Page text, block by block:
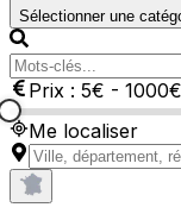
Sélectionner une
Prix : 5€ - 1000€
Me localiser